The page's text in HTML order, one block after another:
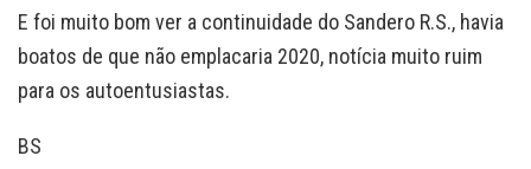
E foi muito bom ver a continuidade do Sandero R.S., havia
boatos de que não emplacaria 2020, notícia muito ruim
para os autoentusiastas.
BS